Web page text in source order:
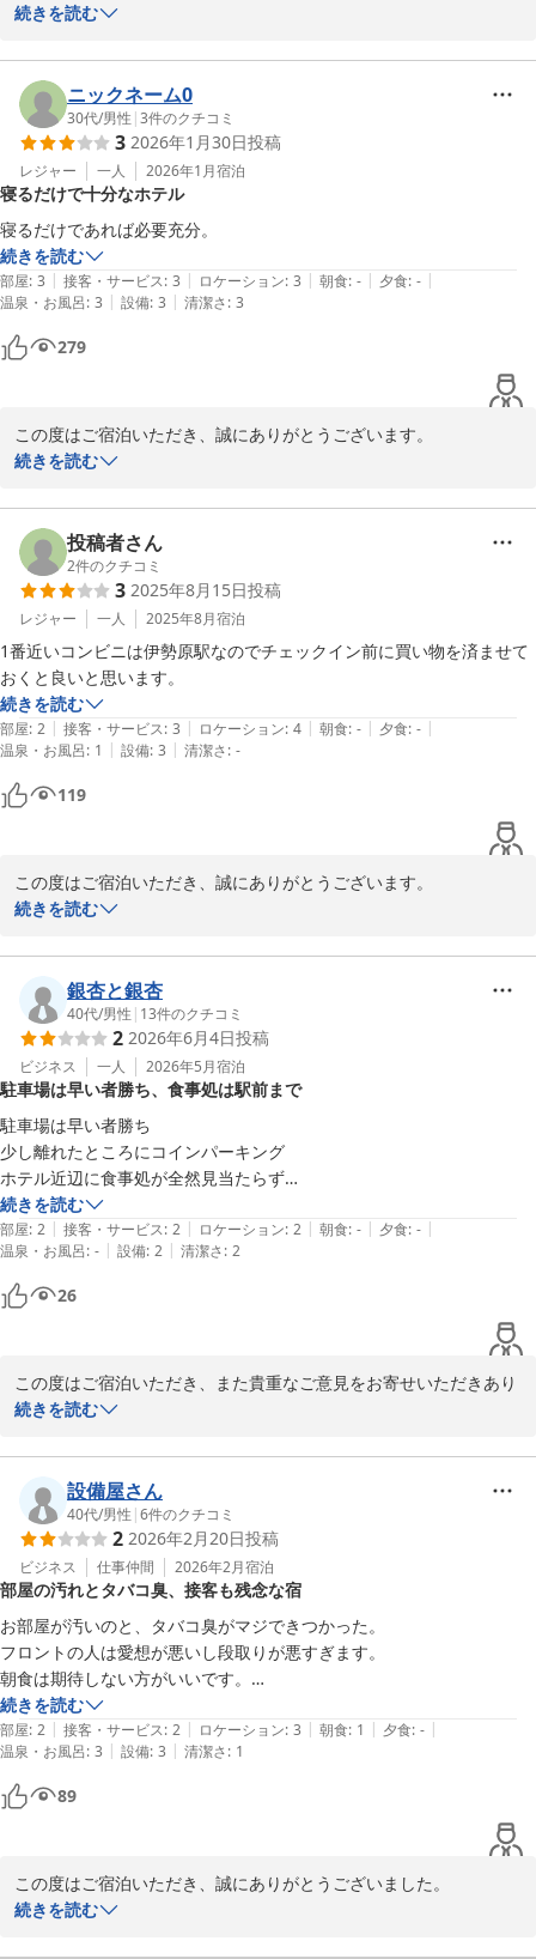
駐車場についてお褒めのお言葉をいただき、大変嬉しく思います。
後も努めてまいります。
またのご利用をスタッフ一同心よりお待ちしております
ホテルセレクトイン伊勢原
2025-11-13
続きを読む
ニックネーム0
30代/男性 |3件のクチコミ
3 2026年1月30日投稿
レジャー 一人 2026年1月宿泊
寝るだけで十分なホテル
寝るだけであれば必要充分。
続きを読む
部屋: 3 | 接客・サービス: 3 | ロケーション: 3 | 朝食: - | 夕食: - |
温泉・お風呂: 3 | 設備: 3 | 清潔さ: 3
279
この度はご宿泊いただき、誠にありがとうございます。
「寝るだけで十分」と感じていただけたとのこと、当館のコンセプ
今後も必要十分な設備と快適な空間を提供できるよう努めてまいり
ます。
またのご利用をお待ちしております。
ホテルセレクトイン伊勢原
2026-02-09
続きを読む
投稿者さん
2件のクチコミ
3 2025年8月15日投稿
レジャー 一人 2025年8月宿泊
1番近いコンビニは伊勢原駅なのでチェックイン前に買い物を済ませて
おくと良いと思います。
続きを読む
部屋: 2 | 接客・サービス: 3 | ロケーション: 4 | 朝食: - | 夕食: - |
温泉・お風呂: 1 | 設備: 3 | 清潔さ: -
119
この度はご宿泊いただき、誠にありがとうございます。
貴重な情報を共有していただき、ありがとうございます。
参考にさせていただきます。
またのご利用を心よりお待ちしております。
ホテルセレクトイン伊勢原
2025-11-13
続きを読む
銀杏と銀杏
40代/男性 | 13件のクチコミ
2 2026年6月4日投稿
ビジネス 一人 2026年5月宿泊
駐車場は早い者勝ち、食事処は駅前まで
駐車場は早い者勝ち
少し離れたところにコインパーキング
ホテル近辺に食事処が全然見当たらず
駅前まで歩いて向かう必要がある
ちょっと不便かな…？
続きを読む
部屋: 2 | 接客・サービス: 2 | ロケーション: 2 | 朝食: - | 夕食: - |
温泉・お風呂: - | 設備: 2 | 清潔さ: 2
26
この度はご宿泊いただき、また貴重なご意見をお寄せいただきあり
がとうございます。
駐車場につきましては、先着順でのご案内となっており、ご不便を
おかけしました。また、近隣のお食事処が少なく、駅前まで足をお
運びいただく必要があったとのこと、ご不便をお感じになられたこ
とと存じます。
そのような中でもご宿泊いただきましたことに感謝申し上げます。
いただいたご意見は今後のご案内方法の改善に活かし、より快適に
ご利用いただけるホテルを目指してまいります。また機会がござい
ましたら、ぜひご利用ください。スタッフ一同、心よりお待ちして
ホテルセレクトイン伊勢原
続きを読む
設備屋さん
40代/男性 |6件のクチコミ
2 2026年2月20日投稿
ビジネス 仕事仲間 2026年2月宿泊
部屋の汚れとタバコ臭、接客も残念な宿
お部屋が汚いのと、タバコ臭がマジできつかった。
フロントの人は愛想が悪いし段取りが悪すぎます。
朝食は期待しない方がいいです。
値段と釣り合ってないです。
続きを読む
部屋: 2 | 接客・サービス: 2 | ロケーション: 3 | 朝食: 1 | 夕食: - |
温泉・お風呂: 3 | 設備: 3 | 清潔さ: 1
89
この度はご宿泊いただき、誠にありがとうございました。
せっかくお選びいただいたにもかかわらず、ご期待に沿えないご滞
続きを読む